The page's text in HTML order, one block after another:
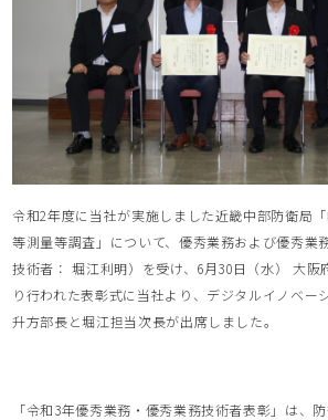
令和2年度に当社が実施しました近畿中部防衛局
等測量等調査」について、優秀業務および優秀業
技術者： 堀江利明）を受け、6月30日（水） 大阪
り行われた表彰式に当社より、デジタルイノベ
升方部長と堀江担当次長が出席しました。
「令和3年優秀業務・優秀業務技術者表彰」は、